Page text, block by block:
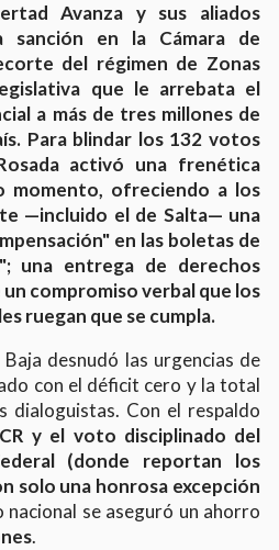
Avanza y sus aliados
sanción en la Cámara de
del régimen de Zonas
que le arrebata el
a más de tres millones de
Para blindar los 132 votos
activó una frenética
momento, ofreciendo a los
—incluido el de Salta— una
en las boletas de
una entrega de derechos
compromiso verbal que los
ruegan que se cumpla.
desnudó las urgencias de
con el déficit cero y la total
dialoguistas. Con el respaldo
y el voto disciplinado del
(donde reportan los
solo una honrosa excepción
nacional se aseguró un ahorro
.